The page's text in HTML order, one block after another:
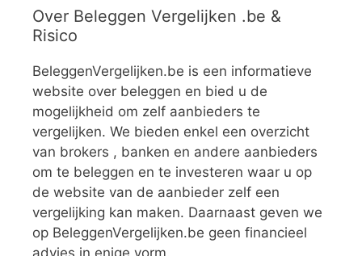
Over Beleggen Vergelijken .be &
Risico
BeleggenVergelijken.be is een informatieve
website over beleggen en bied u de
mogelijkheid om zelf aanbieders te
vergelijken. We bieden enkel een overzicht
van brokers , banken en andere aanbieders
om te beleggen en te investeren waar u op
de website van de aanbieder zelf een
vergelijking kan maken. Daarnaast geven we
op BeleggenVergelijken.be geen financieel
advies in enige vorm.